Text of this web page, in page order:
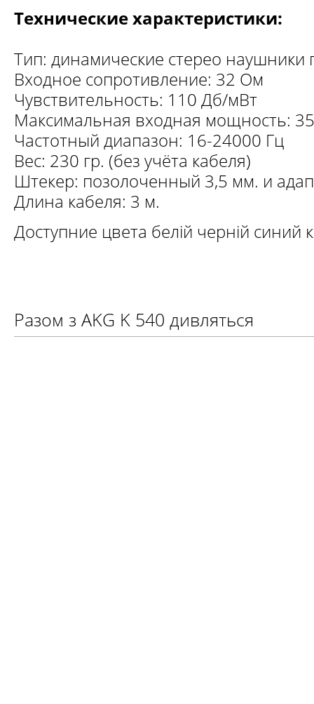
Технические характеристики:
Тип: динамические стерео наушники
Входное сопротивление: 32 Ом
Чувствительность: 110 Дб/мВт
Максимальная входная мощность:
Частотный диапазон: 16-24000 Гц
Вес: 230 гр. (без учёта кабеля)
Штекер: позолоченный 3,5 мм. и
Длина кабеля: 3 м.
Доступние цвета белій черній синий
Разом з AKG K 540 дивляться